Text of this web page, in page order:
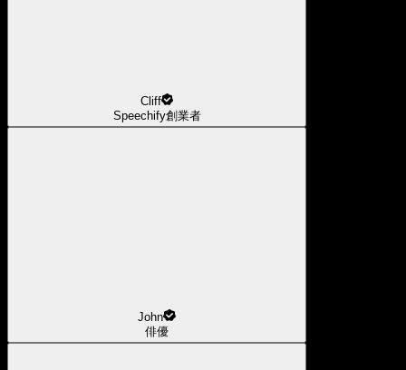
Cliff
Speechify創業者
John
俳優